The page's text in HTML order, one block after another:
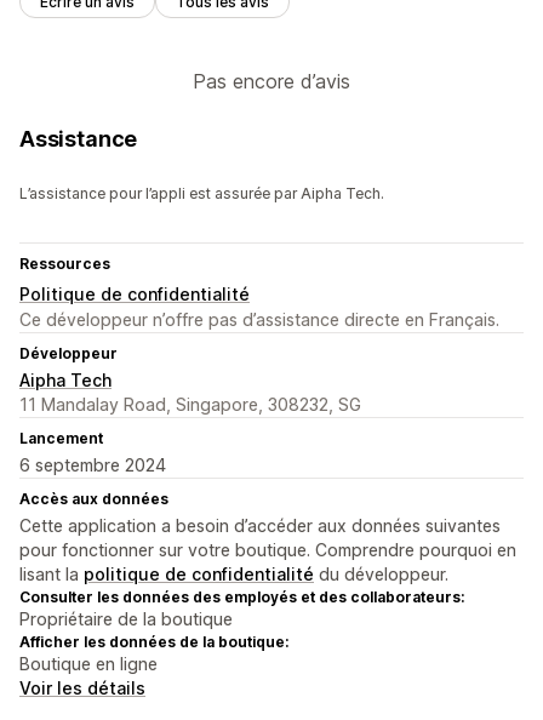
Pas encore d’avis
Assistance
L’assistance pour l’appli est assurée par Aipha Tech.
Ressources
Politique de confidentialité
Ce développeur n’offre pas d’assistance directe en Français.
Développeur
Aipha Tech
11 Mandalay Road, Singapore, 308232, SG
Lancement
6 septembre 2024
Accès aux données
Cette application a besoin d’accéder aux données suivantes
pour fonctionner sur votre boutique. Comprendre pourquoi en
lisant la politique de confidentialité du développeur.
Consulter les données des employés et des collaborateurs:
Propriétaire de la boutique
Afficher les données de la boutique:
Boutique en ligne
Voir les détails